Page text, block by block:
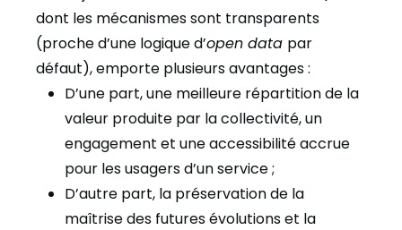
dont les mécanismes sont transparents
(proche d’une logique d’open data par
défaut), emporte plusieurs avantages :
D’une part, une meilleure répartition de la
valeur produite par la collectivité, un
engagement et une accessibilité accrue
pour les usagers d’un service ;
D’autre part, la préservation de la
maîtrise des futures évolutions et la